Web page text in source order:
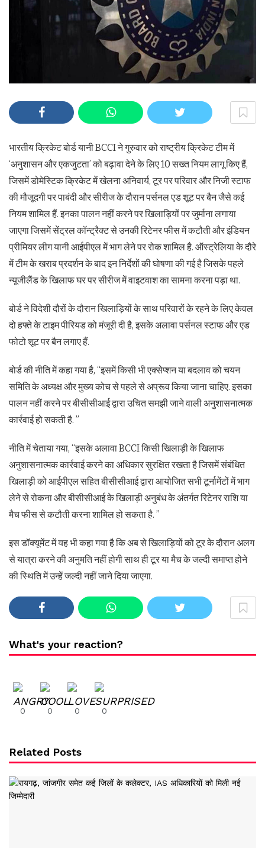
भारतीय क्रिकेट बोर्ड यानी BCCI ने गुरुवार को राष्ट्रीय क्रिकेट टीम में
‘अनुशासन और एकजुटता’ को बढ़ावा देने के लिए 10 सख्त नियम लागू किए हैं,
जिसमें डोमेस्टिक क्रिकेट में खेलना अनिवार्य, टूर पर परिवार और निजी स्टाफ
की मौजूदगी पर पाबंदी और सीरीज के दौरान पर्सनल एड शूट पर बैन जैसे कई
नियम शामिल हैं. इनका पालन नहीं करने पर खिलाड़ियों पर जुर्माना लगाया
जाएगा जिसमें सेंट्रल कॉन्ट्रैक्ट से उनकी रिटेनर फीस में कटौती और इंडियन
प्रीमियर लीग यानी आईपीएल में भाग लेने पर रोक शामिल है. ऑस्ट्रेलिया के दौरे
में टीम के खराब प्रदर्शन के बाद इन निर्देशों की घोषणा की गई है जिसके पहले
न्यूजीलैंड के खिलाफ घर पर सीरीज में वाइटवाश का सामना करना पड़ा था.
बोर्ड ने विदेशी दौरों के दौरान खिलाड़ियों के साथ परिवारों के रहने के लिए केवल
दो हफ्ते के टाइम पीरियड को मंजूरी दी है, इसके अलावा पर्सनल स्टाफ और एड
फोटो शूट पर बैन लगाए हैं.
बोर्ड की नीति में कहा गया है, ‘‘इसमें किसी भी एक्सेप्शन या बदलाव को चयन
समिति के अध्यक्ष और मुख्य कोच से पहले से अप्रूव किया जाना चाहिए. इसका
पालन नहीं करने पर बीसीसीआई द्वारा उचित समझी जाने वाली अनुशासनात्मक
कार्रवाई हो सकती है. ’’
नीति में चेताया गया, ‘‘इसके अलावा BCCI किसी खिलाड़ी के खिलाफ
अनुशासनात्मक कार्रवाई करने का अधिकार सुरक्षित रखता है जिसमें संबंधित
खिलाड़ी को आईपीएल सहित बीसीसीआई द्वारा आयोजित सभी टूर्नामेंटों में भाग
लेने से रोकना और बीसीसीआई के खिलाड़ी अनुबंध के अंतर्गत रिटेनर राशि या
मैच फीस से कटौती करना शामिल हो सकता है. ’’
इस डॉक्यूमेंट में यह भी कहा गया है कि अब से खिलाड़ियों को टूर के दौरान अलग
से यात्रा करने की अनुमति नहीं होगी साथ ही टूर या मैच के जल्दी समाप्त होने
की स्थिति में उन्हें जल्दी नहीं जाने दिया जाएगा.
What's your reaction?
0 0 0 0
Related Posts